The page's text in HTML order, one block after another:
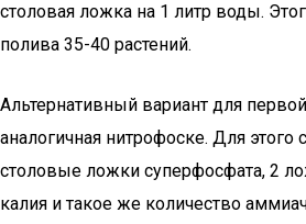
столовая ложка на 1 литр воды.
полива 35-40 растений.
Альтернативный вариант для
аналогичная нитрофоске. Для
столовые ложки суперфосфата, 2
калия и такое же количество